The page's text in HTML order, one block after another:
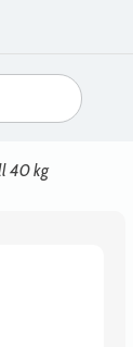
40 kg